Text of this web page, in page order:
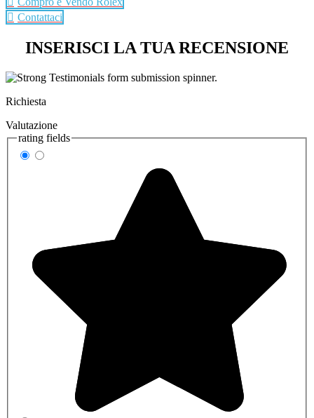
Contattaci
INSERISCI LA TUA RECENSIONE
Richiesta
Valutazione
rating fields